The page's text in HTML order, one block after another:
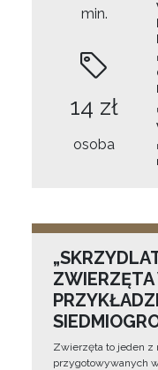
min.
14 zł
osoba
Zwierzęta to jeden z
przygotowywanych